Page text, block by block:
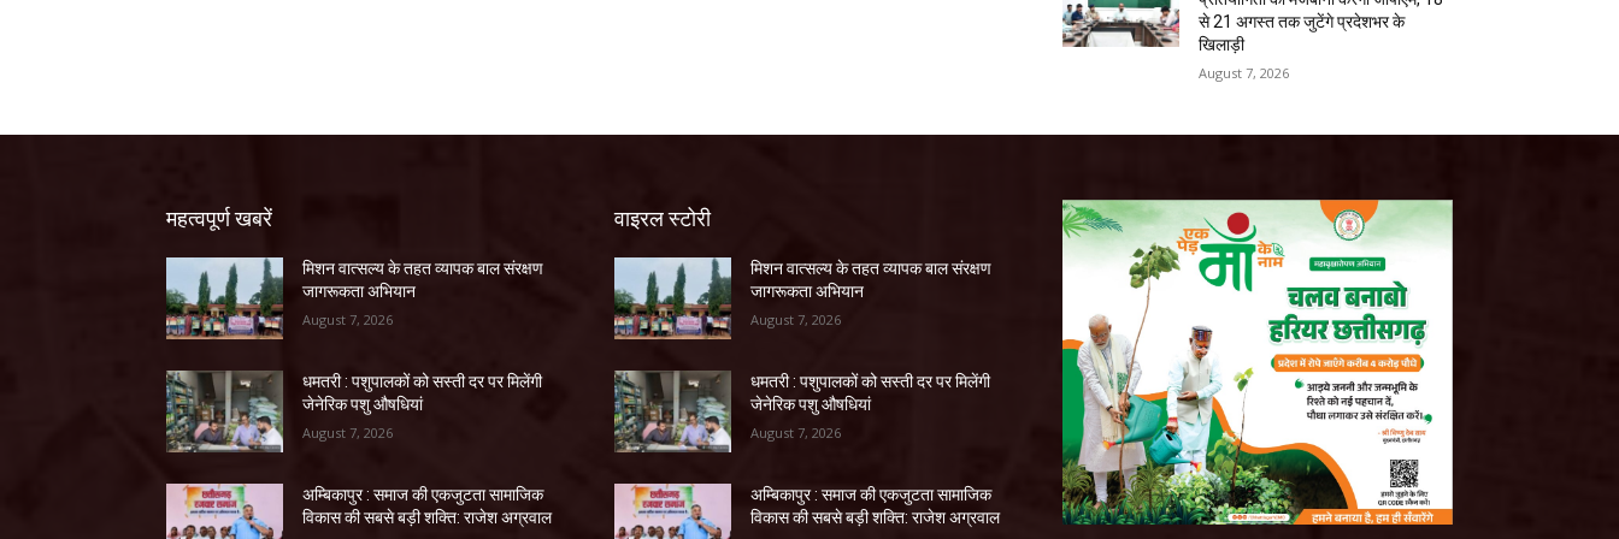
से 21 अगस्त तक जुटेंगे प्रदेशभर के
खिलाड़ी
August 7, 2026
महत्वपूर्ण खबरें
मिशन वात्सल्य के तहत व्यापक बाल संरक्षण
जागरूकता अभियान
August 7, 2026
धमतरी : पशुपालकों को सस्ती दर पर मिलेंगी
जेनेरिक पशु औषधियां
August 7, 2026
अम्बिकापुर : समाज की एकजुटता सामाजिक
विकास की सबसे बड़ी शक्ति: राजेश अग्रवाल
वाइरल स्टोरी
मिशन वात्सल्य के तहत व्यापक बाल संरक्षण
जागरूकता अभियान
August 7, 2026
धमतरी : पशुपालकों को सस्ती दर पर मिलेंगी
जेनेरिक पशु औषधियां
August 7, 2026
अम्बिकापुर : समाज की एकजुटता सामाजिक
विकास की सबसे बड़ी शक्ति: राजेश अग्रवाल